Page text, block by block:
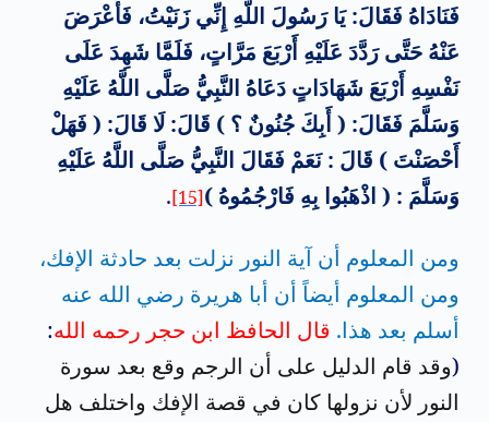
فَنَادَاهُ فَقَالَ: يَا رَسُولَ اللَّهِ إِنِّي زَنَيْتُ، فَأَعْرَضَ
عَنْهُ حَتَّى رَدَّدَ عَلَيْهِ أَرْبَعَ مَرَّاتٍ، فَلَمَّا شَهِدَ عَلَى
نَفْسِهِ أَرْبَعَ شَهَادَاتٍ دَعَاهُ النَّبِيُّ صَلَّى اللَّهُ عَلَيْهِ
وَسَلَّمَ فَقَالَ: ( أَبِكَ جُنُونٌ ؟ ) قَالَ: لَا قَالَ: ( فَهَلْ
أَحْصَنْتَ ) قَالَ : نَعَمْ فَقَالَ النَّبِيُّ صَلَّى اللَّهُ عَلَيْهِ
وَسَلَّمَ : ( اذْهَبُوا بِهِ فَارْجُمُوهُ )[15]
.
ومن المعلوم أن آية النور نزلت بعد حادثة الإفك،
ومن المعلوم أيضاً أن أبا هريرة رضي الله عنه
أسلم بعد هذا. قال الحافظ ابن حجر رحمه الله:
(وقد قام الدليل على أن الرجم وقع بعد سورة
النور لأن نزولها كان في قصة الإفك واختلف هل